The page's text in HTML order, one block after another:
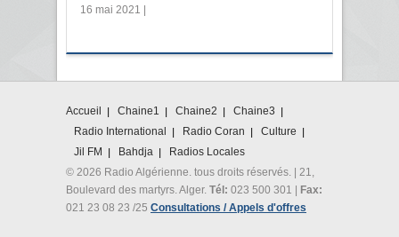
16 mai 2021 |
Accueil Chaine1 Chaine2
Chaine3
Radio International
Radio Coran
Culture
Jil FM
Bahdja
Radios Locales
© 2026 Radio Algérienne. tous droits réservés. | 21,
Boulevard des martyrs. Alger. Tél: 023 500 301 | Fax:
021 23 08 23 /25 Consultations / Appels d'offres